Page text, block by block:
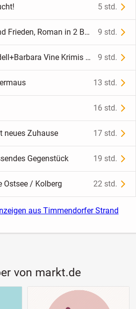
5 std.
Leo N. Tolstoi: Krieg und Frieden, Roman in 2 Bänden, 2 Bücher zus. 7,- 9 std.
13 Bücher v. Ruth Rendell+Barbara Vine Krimis Thriller Bestseller zusammen 13,- 9 std.
13 std.
16 std.
neues Zuhause 17 std.
Gegenstück 19 std.
Ostsee / Kolberg 22 std.
aus Timmendorfer Strand
von markt.de